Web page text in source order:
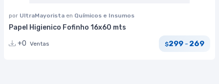
por UltraMayorista en Químicos e Insumos
Papel Higienico Fofinho 16x60 mts
+0 Ventas $299 - 269